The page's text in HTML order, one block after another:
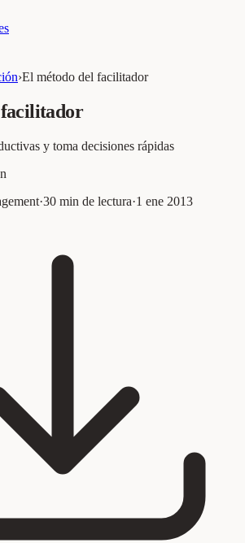
›El método del facilitador
y toma decisiones rápidas
·30 min de lectura·1 ene 2013